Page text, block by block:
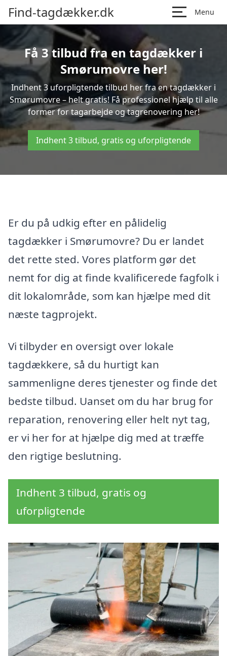
Find-tagdækker.dk Menu
Få 3 tilbud fra en tagdækker i
Smørumovre her!
Indhent 3 uforpligtende tilbud her fra en tagdækker i
Smørumovre – helt gratis! Få professionel hjælp til alle
former for tagarbejde og tagrenovering her!
Indhent 3 tilbud, gratis og uforpligtende
Er du på udkig efter en pålidelig
tagdækker i Smørumovre? Du er landet
det rette sted. Vores platform gør det
nemt for dig at finde kvalificerede fagfolk i
dit lokalområde, som kan hjælpe med dit
næste tagprojekt.
Vi tilbyder en oversigt over lokale
tagdækkere, så du hurtigt kan
sammenligne deres tjenester og finde det
bedste tilbud. Uanset om du har brug for
reparation, renovering eller helt nyt tag,
er vi her for at hjælpe dig med at træffe
den rigtige beslutning.
Indhent 3 tilbud, gratis og
uforpligtende